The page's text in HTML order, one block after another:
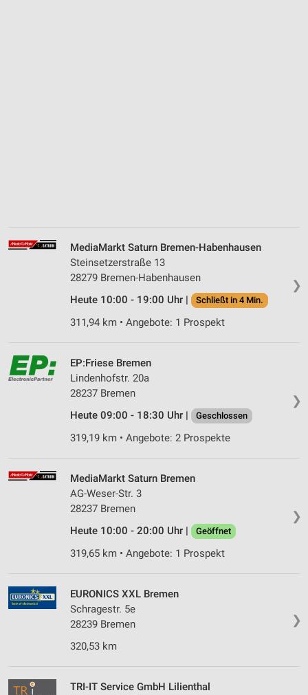
❯
MediaMarkt Saturn Bremen-Habenhausen
Steinsetzerstraße 13
28279 Bremen-Habenhausen
Heute 10:00 - 19:00 Uhr |
Schließt in 4 Min.
311,94 km • Angebote: 1 Prospekt
❯
EP:Friese Bremen
Lindenhofstr. 20a
28237 Bremen
Heute 09:00 - 18:30 Uhr |
Geschlossen
319,19 km • Angebote: 2 Prospekte
❯
MediaMarkt Saturn Bremen
AG-Weser-Str. 3
28237 Bremen
Heute 10:00 - 20:00 Uhr |
Geöffnet
319,65 km • Angebote: 1 Prospekt
❯
EURONICS XXL Bremen
Schragestr. 5e
28239 Bremen
320,53 km
TRI-IT Service GmbH Lilienthal